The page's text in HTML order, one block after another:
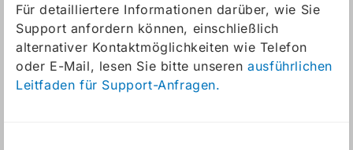
Für detailliertere Informationen darüber, wie Sie
Support anfordern können, einschließlich
alternativer Kontaktmöglichkeiten wie Telefon
oder E-Mail, lesen Sie bitte unserenausführlichen
Leitfaden für Support-Anfragen.